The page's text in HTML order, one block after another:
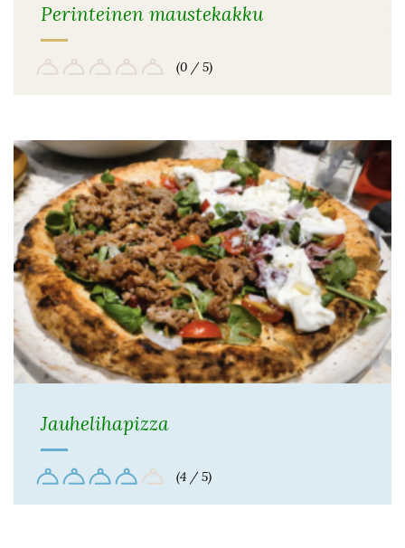
Perinteinen maustekakku
(0 / 5)
Jauhelihapizza
(4 / 5)